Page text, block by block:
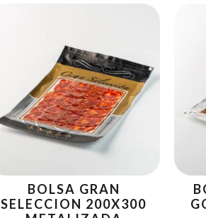
BOLSA GRAN
SELECCION 200X300